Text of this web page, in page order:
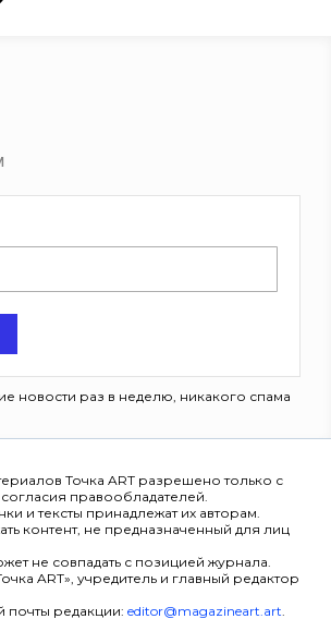
новости раз в неделю, никакого спама
Точка ART разрешено только с
правообладателей.
и тексты принадлежат их авторам.
контент, не предназначенный для лиц
не совпадать с позицией журнала.
ART», учредитель и главный редактор
почты редакции: editor@magazineart.art.